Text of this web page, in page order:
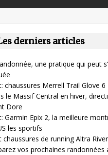
derniers articles
une pratique qui peut
chaussures Merrell Trail Glove 6
le Massif Central en hiver,
Dore
Garmin Epix 2, la meilleure
les sportifs
chaussures de running Altra
vos prochaines randonnées